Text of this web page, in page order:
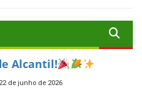
Alcantil!
de junho de 2026